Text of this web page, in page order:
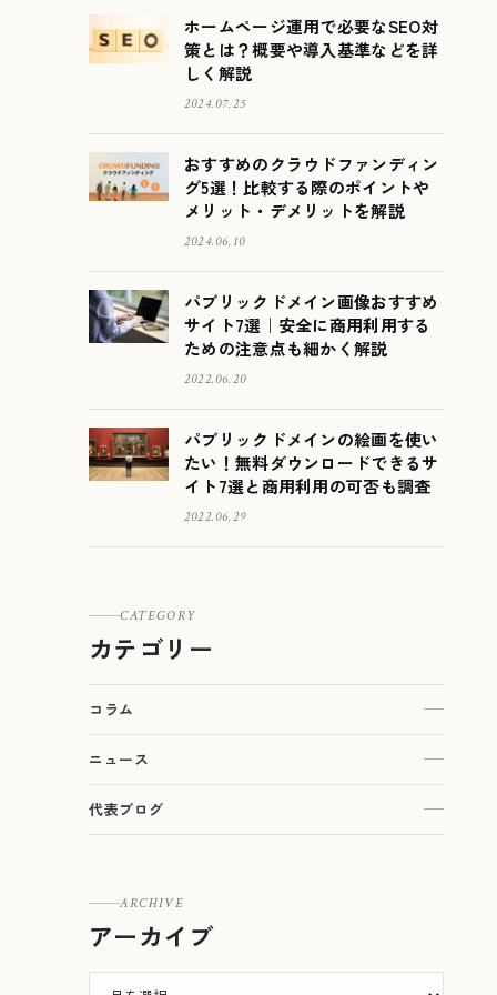
ホームページ運用で必要なSEO対
策とは？概要や導入基準などを詳
しく解説
2024.07.25
おすすめのクラウドファンディン
グ5選！比較する際のポイントや
メリット・デメリットを解説
2024.06.10
パブリックドメイン画像おすすめ
サイト7選｜安全に商用利用する
ための注意点も細かく解説
2022.06.20
パブリックドメインの絵画を使い
たい！無料ダウンロードできるサ
イト7選と商用利用の可否も調査
2022.06.29
CATEGORY
カテゴリー
コラム
ニュース
代表ブログ
ARCHIVE
アーカイブ